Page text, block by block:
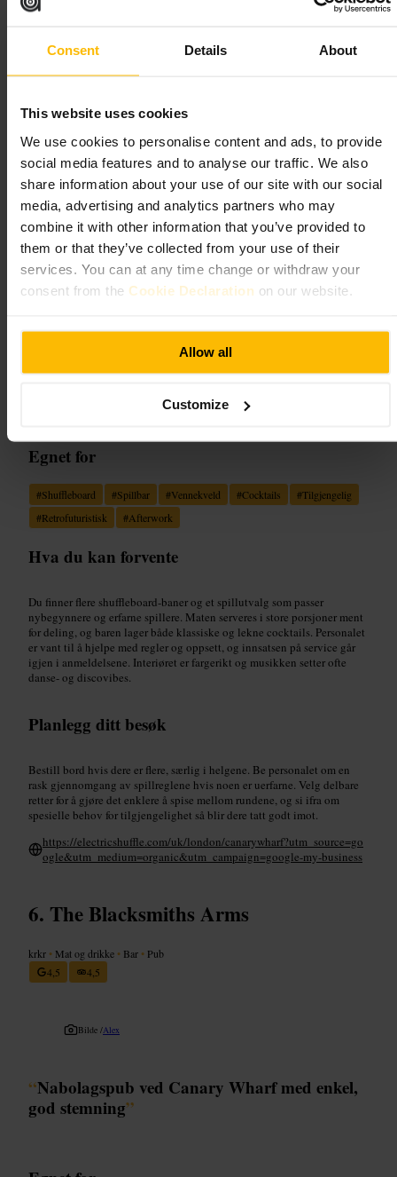
Consent Details About
This website uses cookies
We use cookies to personalise content and ads, to provide
social media features and to analyse our traffic. We also
share information about your use of our site with our social
media, advertising and analytics partners who may
combine it with other information that you’ve provided to
them or that they’ve collected from your use of their
services. You can at any time change or withdraw your
consent from the Cookie Declaration on our website.
Allow all
Customize
reserver bord i helgene for å være sikre på plass.
https://thestaroftheeast.co.uk/
805A Commercial Rd, London E14 7HG, UK
Electric Shuffle Canary Wharf
krkr• Spise og drikke• Bar
4,5
3,5
Egnet for
#Shuffleboard #Spillbar #Vennekveld #Cocktails #Tilgjengelig
#Retrofuturistisk #Afterwork
Hva du kan forvente
Du finner flere shuffleboard-baner og et spillutvalg som passer
nybegynnere og erfarne spillere. Maten serveres i store porsjoner ment
for deling, og baren lager både klassiske og lekne cocktails. Personalet
er vant til å hjelpe med regler og oppsett, og innsatsen på service går
igjen i anmeldelsene. Interiøret er fargerikt og musikken setter ofte
danse- og discovibes.
Planlegg ditt besøk
Bestill bord hvis dere er flere, særlig i helgene. Be personalet om en
rask gjennomgang av spillreglene hvis noen er uerfarne. Velg delbare
retter for å gjøre det enklere å spise mellom rundene, og si ifra om
spesielle behov for tilgjengelighet så blir dere tatt godt imot.
https://electricshuffle.com/uk/london/canarywharf?utm_source=go
ogle&utm_medium=organic&utm_campaign=google-my-business
The Blacksmiths Arms
krkr • Mat og drikke • Bar • Pub
4,5
4,5
Bilde /Alex
“Nabolagspub ved Canary Wharf med enkel,
god stemning”